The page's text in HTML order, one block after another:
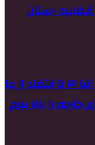
استان
رسایی: عراقچی به ما می‌گوید آقا ۴ تا انتقاد از ما
را بالا ببرم